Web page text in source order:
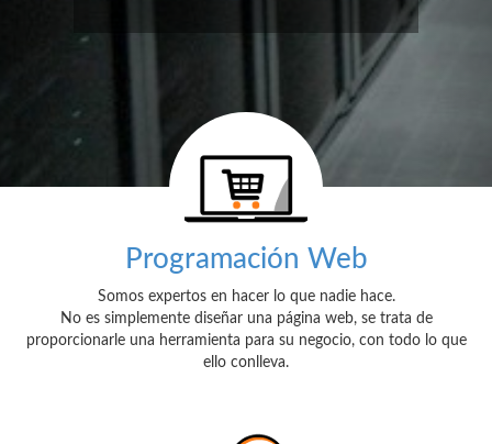
Programación Web
Somos expertos en hacer lo que nadie hace.
No es simplemente diseñar una página web, se trata de
proporcionarle una herramienta para su negocio, con todo lo que
ello conlleva.